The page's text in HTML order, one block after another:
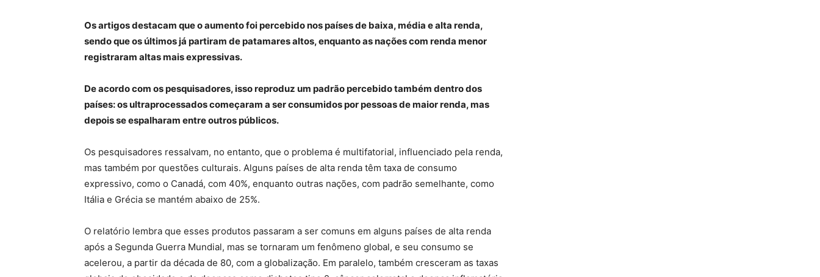
Os artigos destacam que o aumento foi percebido nos países de baixa, média e alta renda,
sendo que os últimos já partiram de patamares altos, enquanto as nações com renda menor
registraram altas mais expressivas.
De acordo com os pesquisadores, isso reproduz um padrão percebido também dentro dos
países: os ultraprocessados começaram a ser consumidos por pessoas de maior renda, mas
depois se espalharam entre outros públicos.
Os pesquisadores ressalvam, no entanto, que o problema é multifatorial, influenciado pela renda,
mas também por questões culturais. Alguns países de alta renda têm taxa de consumo
expressivo, como o Canadá, com 40%, enquanto outras nações, com padrão semelhante, como
Itália e Grécia se mantém abaixo de 25%.
O relatório lembra que esses produtos passaram a ser comuns em alguns países de alta renda
após a Segunda Guerra Mundial, mas se tornaram um fenômeno global, e seu consumo se
acelerou, a partir da década de 80, com a globalização. Em paralelo, também cresceram as taxas